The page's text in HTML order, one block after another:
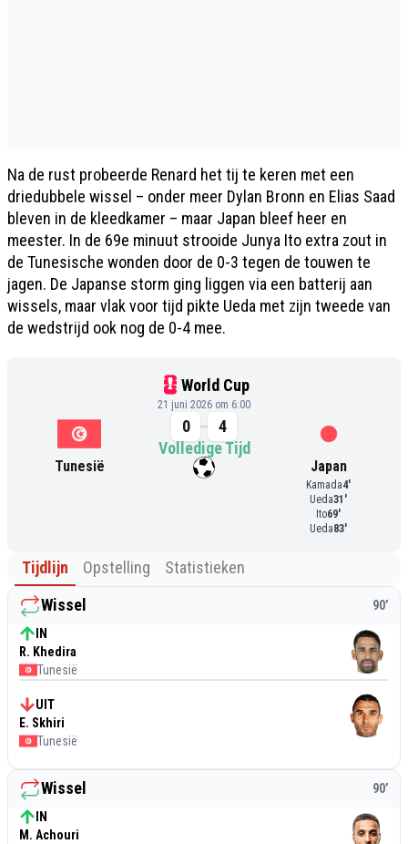
Na de rust probeerde Renard het tij te keren met een
driedubbele wissel – onder meer Dylan Bronn en Elias Saad
bleven in de kleedkamer – maar Japan bleef heer en
meester. In de 69e minuut strooide Junya Ito extra zout in
de Tunesische wonden door de 0-3 tegen de touwen te
jagen. De Japanse storm ging liggen via een batterij aan
wissels, maar vlak voor tijd pikte Ueda met zijn tweede van
de wedstrijd ook nog de 0-4 mee.
World Cup
21 juni 2026 om 6:00
Tunesië
0
4
Volledige Tijd
Japan
Kamada4'
Ueda31 '
Ito69'
Ueda83'
Tijdlijn Opstelling
Statistieken
Wissel
90’
IN
R. Khedira
Tunesië
UIT
E. Skhiri
Tunesië
Wissel 90’
IN
M. Achouri